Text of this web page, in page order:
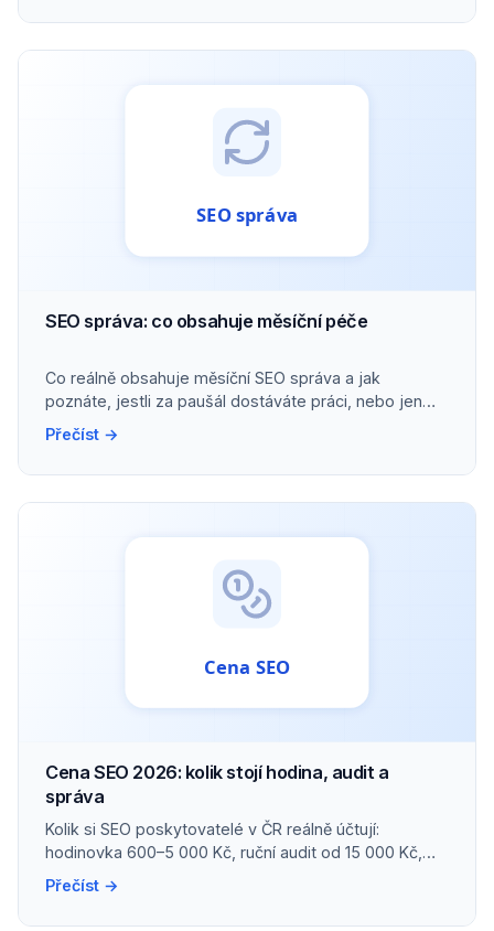
SEO správa: co obsahuje měsíční péče
Co reálně obsahuje měsíční SEO správa a jak
poznáte, jestli za paušál dostáváte práci, nebo jen
přehled.
Přečíst →
Cena SEO 2026: kolik stojí hodina, audit a
správa
Kolik si SEO poskytovatelé v ČR reálně účtují:
hodinovka 600–5 000 Kč, ruční audit od 15 000 Kč,
správa malého webu kolem 10 000 Kč/měs.
Přečíst →